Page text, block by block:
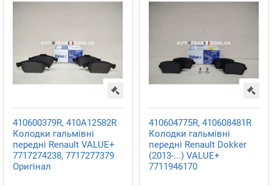
410600379R, 410A12582R
Колодки гальмівні
передні Renault VALUE+
7717274238, 7717277379
Оригінал
410604775R, 410608481R
Колодки гальмівні
передні Renault Dokker
(2013-...) VALUE+
7711946170